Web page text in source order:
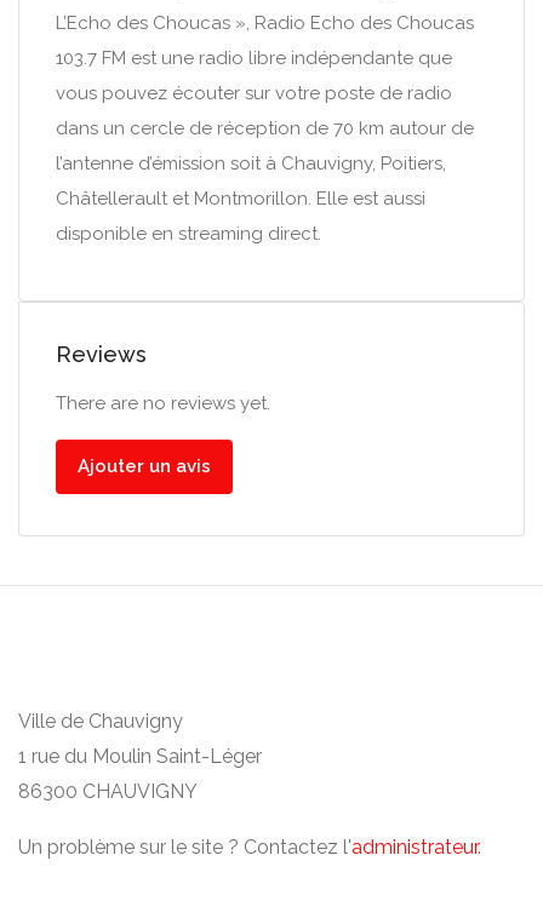
L’Echo des Choucas », Radio Echo des Choucas
103.7 FM est une radio libre indépendante que
vous pouvez écouter sur votre poste de radio
dans un cercle de réception de 70 km autour de
l’antenne d’émission soit à Chauvigny, Poitiers,
Châtellerault et Montmorillon. Elle est aussi
disponible en streaming direct.
Reviews
There are no reviews yet.
Ajouter un avis
Ville de Chauvigny
1 rue du Moulin Saint-Léger
86300 CHAUVIGNY
Un problème sur le site ? Contactez l'administrateur.